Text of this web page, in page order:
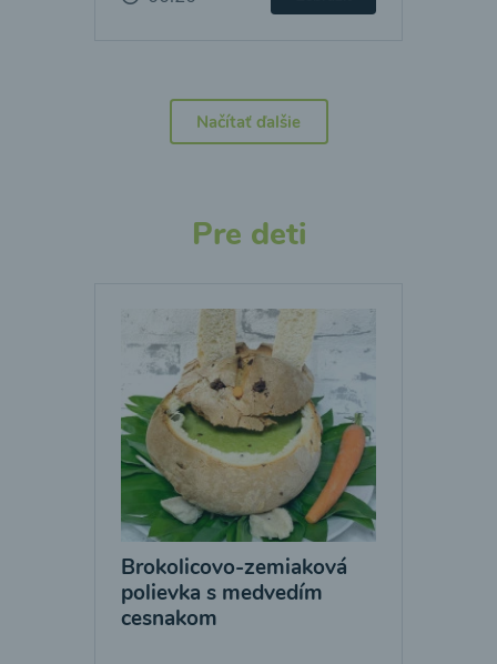
Načítať ďalšie
Pre deti
Brokolicovo-zemiaková
polievka s medvedím
cesnakom